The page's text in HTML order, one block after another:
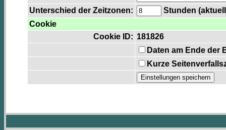
Unterschied der Zeitzonen:
Stunden
Cookie
Cookie ID: 181826
Daten am Ende der
Kurze